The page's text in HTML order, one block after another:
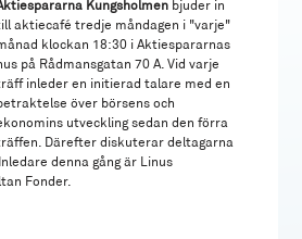
Kungsholmen bjuder in
aktiecafé tredje måndagen i "varje"
klockan 18:30 i Aktiespararnas
på Rådmansgatan 70 A. Vid varje
inleder en initierad talare med en
över börsens och
utveckling sedan den förra
Därefter diskuterar deltagarna
denna gång är Linus
Fonder.